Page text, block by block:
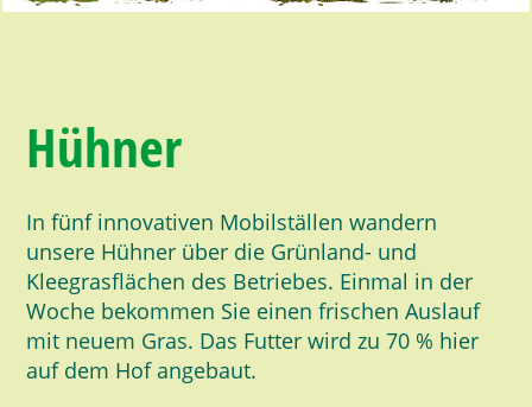
Hühner
In fünf innovativen Mobilställen wandern
unsere Hühner über die Grünland- und
Kleegrasflächen des Betriebes. Einmal in der
Woche bekommen Sie einen frischen Auslauf
mit neuem Gras. Das Futter wird zu 70 % hier
auf dem Hof angebaut.